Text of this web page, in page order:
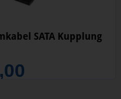
SATA Kupplung